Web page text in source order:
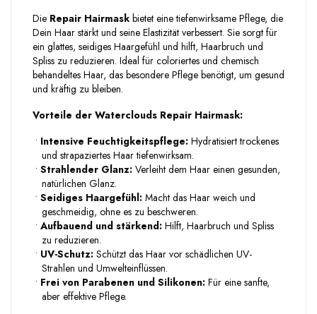
Die Repair Hairmask bietet eine tiefenwirksame Pflege, die
Dein Haar stärkt und seine Elastizität verbessert. Sie sorgt für
ein glattes, seidiges Haargefühl und hilft, Haarbruch und
Spliss zu reduzieren. Ideal für coloriertes und chemisch
behandeltes Haar, das besondere Pflege benötigt, um gesund
und kräftig zu bleiben.
Vorteile der Waterclouds Repair Hairmask:
• Intensive Feuchtigkeitspflege: Hydratisiert trockenes
und strapaziertes Haar tiefenwirksam.
• Strahlender Glanz: Verleiht dem Haar einen gesunden,
natürlichen Glanz.
• Seidiges Haargefühl: Macht das Haar weich und
geschmeidig, ohne es zu beschweren.
• Aufbauend und stärkend: Hilft, Haarbruch und Spliss
zu reduzieren.
• UV-Schutz: Schützt das Haar vor schädlichen UV-
Strahlen und Umwelteinflüssen.
• Frei von Parabenen und Silikonen: Für eine sanfte,
aber effektive Pflege.